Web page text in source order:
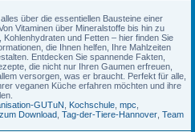
über die essentiellen Bausteine einer
Vitaminen über Mineralstoffe bis hin zu
und Fetten – hier finden Sie
die Ihnen helfen, Ihre Mahlzeiten
Entdecken Sie spannende Fakten,
die nicht nur Ihren Gaumen erfreuen,
versorgen, was er braucht. Perfekt für alle,
veganen Küche erfahren möchten und ihre
GUTuN Kochschule mpc
Download Tag-der-Tiere-Hannover Team